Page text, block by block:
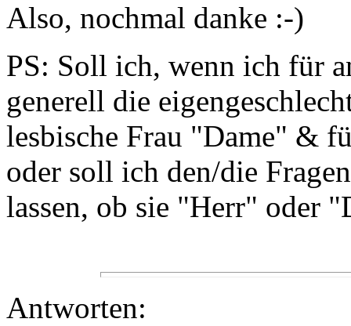
Also, nochmal danke :-)
PS: Soll ich, wenn ich für
generell die
lesbische Frau "Dame" &
oder soll ich den/die
lassen, ob sie "Herr" oder
Antworten: